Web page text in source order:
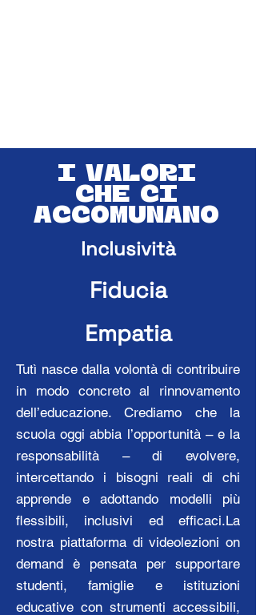
I Valori
che ci
accomunano
Inclusività
Fiducia
Empatia
Tutì nasce dalla volontà di contribuire
in modo concreto al rinnovamento
dell’educazione. Crediamo che la
scuola oggi abbia l’opportunità – e la
responsabilità – di evolvere,
intercettando i bisogni reali di chi
apprende e adottando modelli più
flessibili, inclusivi ed efficaci.La
nostra piattaforma di videolezioni on
demand è pensata per supportare
studenti, famiglie e istituzioni
educative con strumenti accessibili,